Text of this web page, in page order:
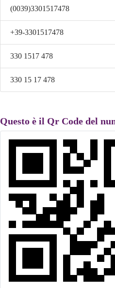
(0039)3301517478
+39-3301517478
330 1517 478
330 15 17 478
Questo è il Qr Code del